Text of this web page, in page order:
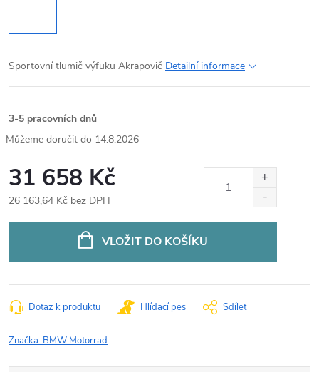
Sportovní tlumič výfuku Akrapovič Detailní informace
3-5 pracovních dnů
14.8.2026
31 658 Kč
26 163,64 Kč bez DPH
VLOŽIT DO KOŠÍKU
Dotaz k produktu Hlídací pes Sdílet
Značka: BMW Motorrad